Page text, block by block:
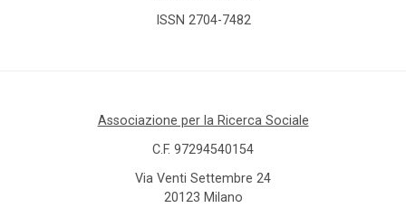
ISSN 2704-7482
Associazione per la Ricerca Sociale
C.F. 97294540154
Via Venti Settembre 24
20123 Milano